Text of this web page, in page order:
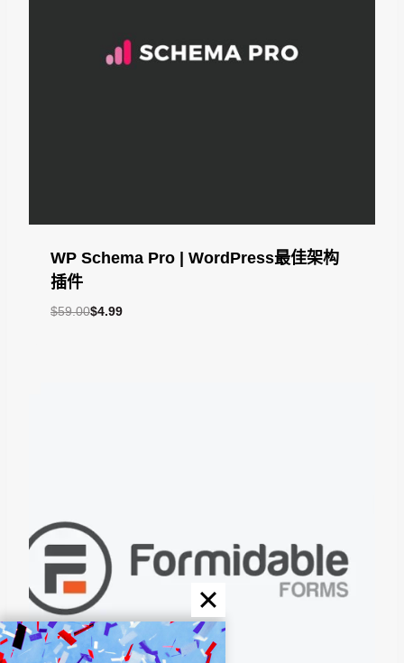
WP Schema Pro | WordPress最佳架构
插件
$59.00原
$4.99当